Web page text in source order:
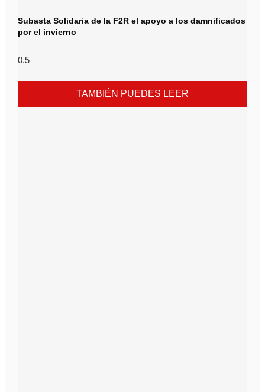
Subasta Solidaria de la F2R el apoyo a los damnificados
por el invierno
TAMBIÉN PUEDES LEER